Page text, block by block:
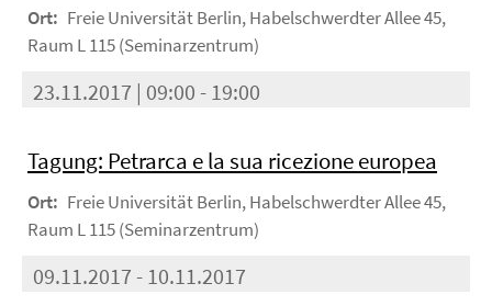
Ort: Freie Universität Berlin, Habelschwerdter Allee 45,
Raum L 115 (Seminarzentrum)
23.11.2017 | 09:00 - 19:00
Tagung: Petrarca e la sua ricezione europea
Ort: Freie Universität Berlin, Habelschwerdter Allee 45,
Raum L 115 (Seminarzentrum)
09.11.2017 - 10.11.2017